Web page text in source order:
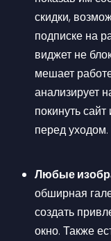
скидки,
подписке на
виджет не
мешает
анализирует
покинуть
перед уходом.
Любые
обширная
создать
окно. Также